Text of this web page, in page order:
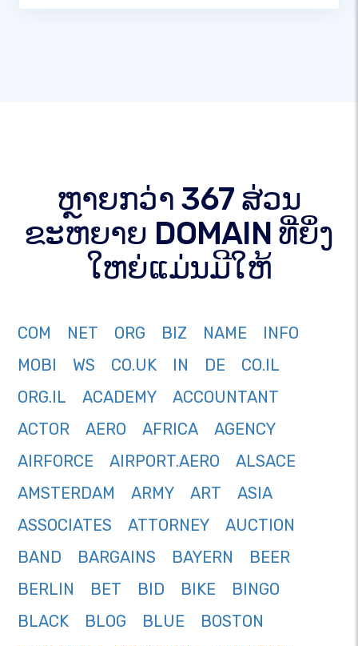
ຫຼາຍກວ່າ 367 ສ່ວນ
ຂະຫຍາຍ DOMAIN ທີ່ຍິ່ງ
ໃຫຍ່ແມ່ນມີໃຫ້
COM NET ORG BIZ NAME
INFO
MOBI
WS CO.UK IN DE
CO.IL
ORG.IL
ACADEMY
ACCOUNTANT
ACTOR
AERO AFRICA
AGENCY
AIRFORCE
AIRPORT.AERO
ALSACE
AMSTERDAM
ARMY ART
ASIA
ASSOCIATES
ATTORNEY
AUCTION
BAND
BARGAINS BAYERN
BEER
BERLIN
BET BID BIKE
BINGO
BLACK
BLOG BLUE
BOSTON